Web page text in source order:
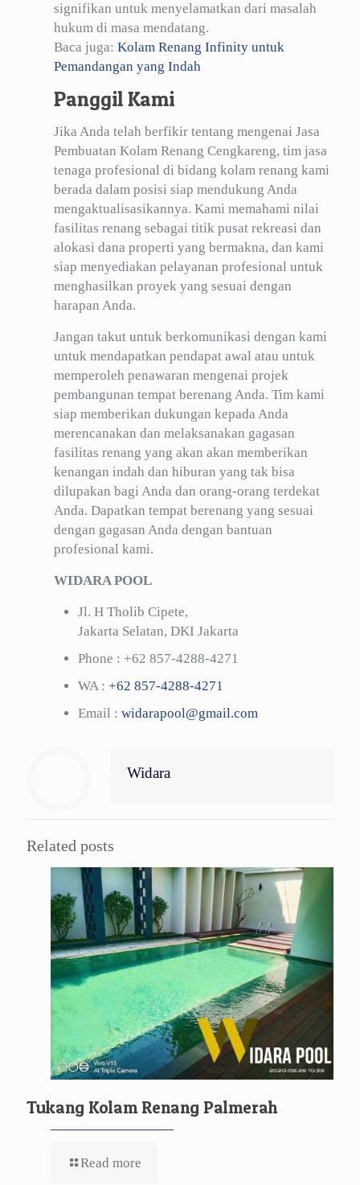
signifikan untuk menyelamatkan dari masalah
hukum di masa mendatang.
Baca juga: Kolam Renang Infinity untuk
Pemandangan yang Indah
Panggil Kami
Jika Anda telah berfikir tentang mengenai Jasa
Pembuatan Kolam Renang Cengkareng, tim jasa
tenaga profesional di bidang kolam renang kami
berada dalam posisi siap mendukung Anda
mengaktualisasikannya. Kami memahami nilai
fasilitas renang sebagai titik pusat rekreasi dan
alokasi dana properti yang bermakna, dan kami
siap menyediakan pelayanan profesional untuk
menghasilkan proyek yang sesuai dengan
harapan Anda.
Jangan takut untuk berkomunikasi dengan kami
untuk mendapatkan pendapat awal atau untuk
memperoleh penawaran mengenai projek
pembangunan tempat berenang Anda. Tim kami
siap memberikan dukungan kepada Anda
merencanakan dan melaksanakan gagasan
fasilitas renang yang akan akan memberikan
kenangan indah dan hiburan yang tak bisa
dilupakan bagi Anda dan orang-orang terdekat
Anda. Dapatkan tempat berenang yang sesuai
dengan gagasan Anda dengan bantuan
profesional kami.
WIDARA POOL
Jl. H Tholib Cipete,
Jakarta Selatan, DKI Jakarta
Phone : +62 857-4288-4271
WA : +62 857-4288-4271
Email : widarapool@gmail.com
Widara
Related posts
Tukang Kolam Renang Palmerah
Read more